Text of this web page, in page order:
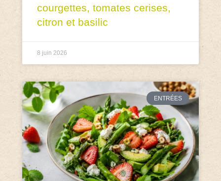
courgettes, tomates cerises,
citron et basilic
8 juin 2026
ENTRÉES